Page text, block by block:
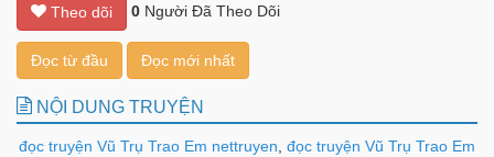
Theo dõi 0 Người Đã Theo Dõi
Đọc từ đầu Đọc mới nhất
NỘI DUNG TRUYỆN
đọc truyện Vũ Trụ Trao Em nettruyen, đọc truyện Vũ Trụ Trao Em